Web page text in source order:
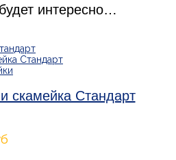
интересно…
скамейка Стандарт